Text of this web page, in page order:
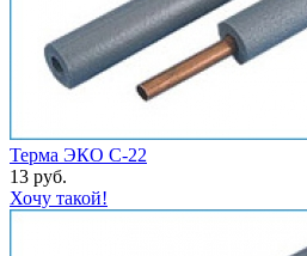
Терма ЭКО С-22
13 руб.
Хочу такой!